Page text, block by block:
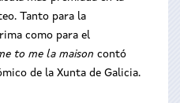
Tanto para la
como para el
to me la maison contó
de la Xunta de Galicia.